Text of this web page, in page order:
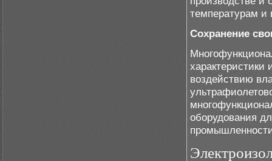
температурам и
Сохранение
характеристики
воздействию
оборудования